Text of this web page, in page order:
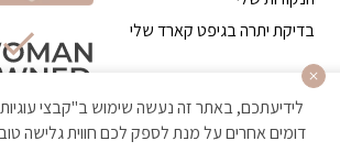
בדיקת יתרה בגיפט קארד שלי
דומים אחרים על מנת לספק לכם חווית גלישה